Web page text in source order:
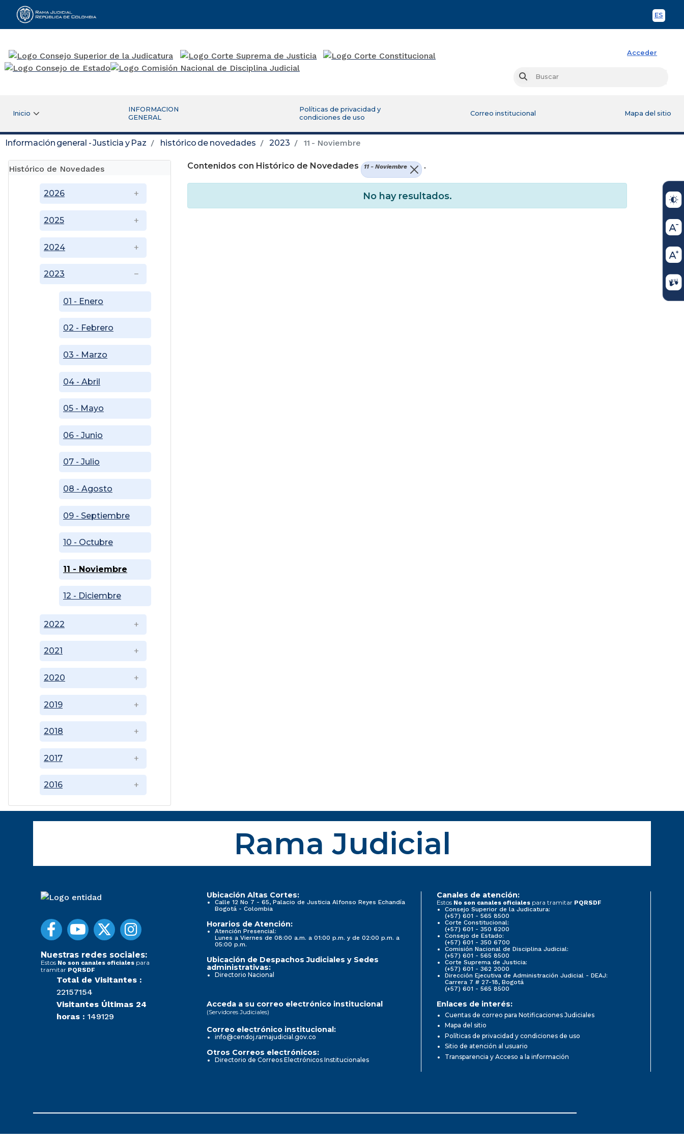
ES
Rama Judicial
Acceder
Buscar
Inicio
INFORMACION
GENERAL
Políticas de privacidad y
condiciones de uso
Correo institucional Mapa del sitio
Información general - Justicia y Paz histórico de novedades 2023 11 - Noviembre
Histórico de Novedades
2016
2017
2018
2019
2020
2021
2022
2023
01 - Enero
02 - Febrero
03 - Marzo
04 - Abril
05 - Mayo
06 - Junio
07 - Julio
08 - Agosto
09 - Septiembre
10 - Octubre
11 - Noviembre
12 - Diciembre
2024
2025
2026
Contenidos con Histórico de Novedades 11 - Noviembre .
No hay resultados.
Rama Judicial
Nuestras redes sociales:
Estos No son canales oficiales para
tramitar PQRSDF
Total de Visitantes :
22157154
Visitantes Últimas 24
horas : 149129
Ubicación Altas Cortes:
Calle 12 No 7 - 65, Palacio de Justicia Alfonso Reyes Echandía
Bogotá - Colombia
Horarios de Atención:
Atención Presencial:
Lunes a Viernes de 08:00 a.m. a 01:00 p.m. y de 02:00 p.m. a
05:00 p.m.
Ubicación de Despachos Judiciales y Sedes
administrativas:
Directorio Nacional
Canales de atención:
Estos No son canales oficiales para tramitar PQRSDF
Consejo Superior de la Judicatura:
(+57) 601 - 565 8500
Corte Constitucional:
(+57) 601 - 350 6200
Consejo de Estado:
(+57) 601 - 350 6700
Comisión Nacional de Disciplina Judicial:
(+57) 601 - 565 8500
Corte Suprema de Justicia:
(+57) 601 - 362 2000
Dirección Ejecutiva de Administración Judicial - DEAJ:
Carrera 7 # 27-18, Bogotá
(+57) 601 - 565 8500
Acceda a su correo electrónico institucional
(Servidores Judiciales)
Correo electrónico institucional:
info@cendoj.ramajudicial.gov.co
Otros Correos electrónicos:
Directorio de Correos Electrónicos Institucionales
Enlaces de interés:
Cuentas de correo para Notificaciones Judiciales
Mapa del sitio
Políticas de privacidad y condiciones de uso
Sitio de atención al usuario
Transparencia y Acceso a la información